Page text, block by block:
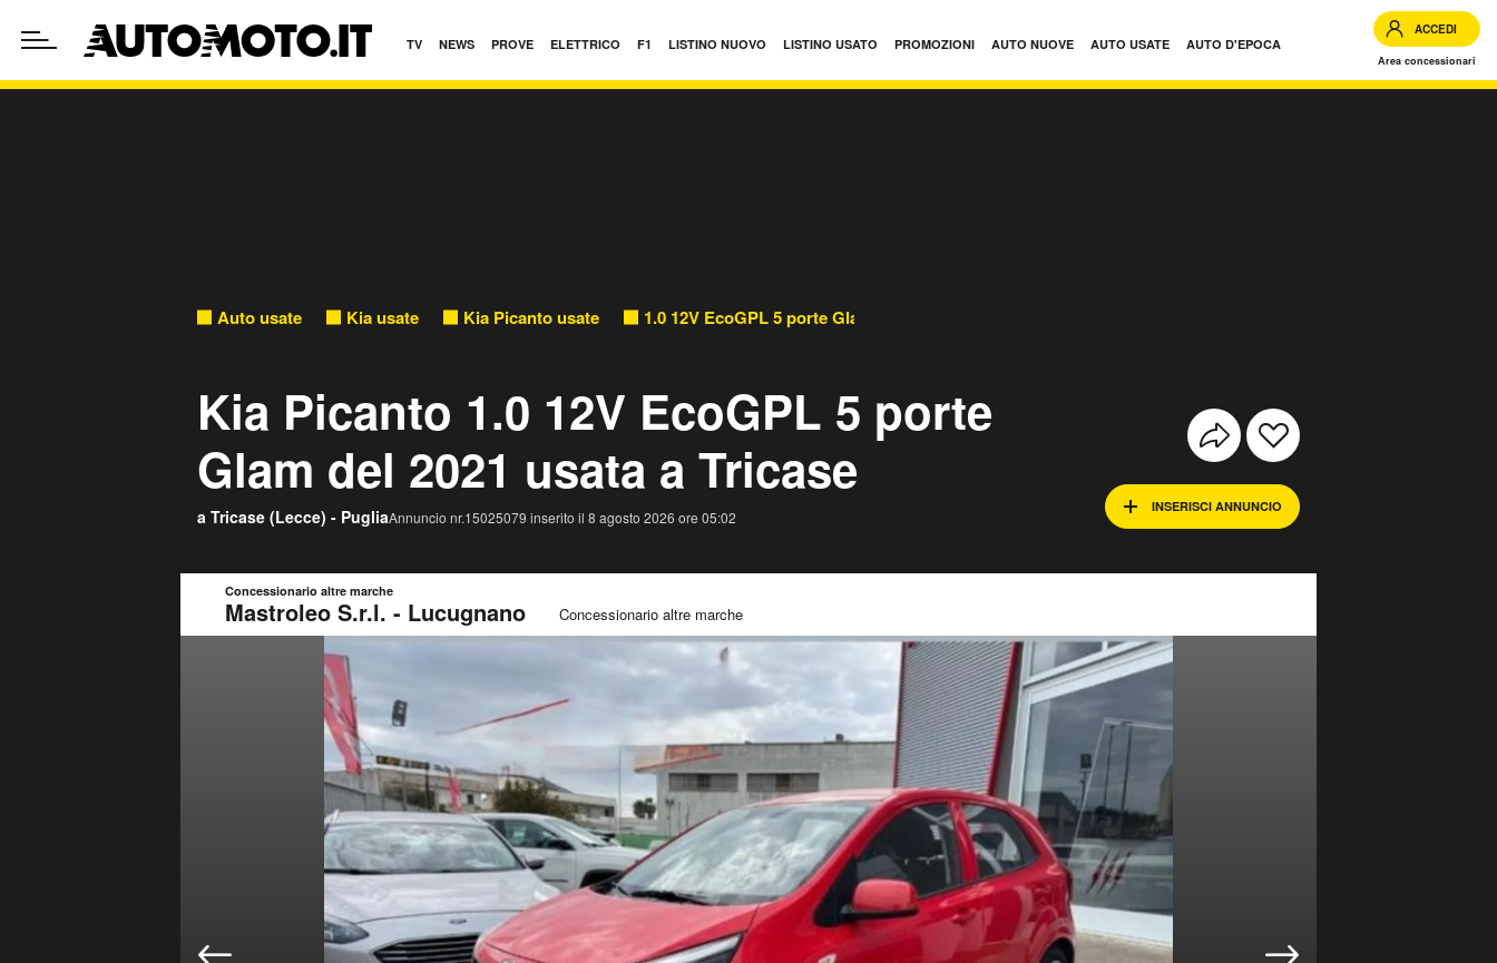
TV NEWS PROVE ELETTRICO F1 LISTINO NUOVO LISTINO USATO PROMOZIONI AUTO NUOVE AUTO USATE AUTO D'EPOCA
ACCEDI
Area concessionari
Auto usate Kia usate Kia Picanto usate 1.0 12V EcoGPL 5 porte Glam usate
Kia Picanto 1.0 12V EcoGPL 5 porte
Glam del 2021 usata a Tricase
a Tricase (Lecce) - PugliaAnnuncio nr.15025079 inserito il 8 agosto 2026 ore 05:02
INSERISCI ANNUNCIO
Concessionario altre marche
Mastroleo S.r.l. - Lucugnano Concessionario altre marche